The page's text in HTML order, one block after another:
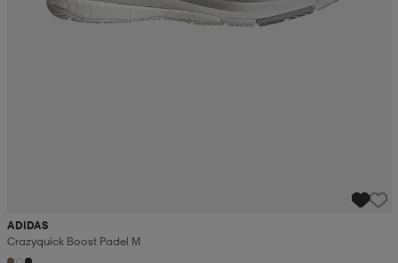
ADIDAS
Crazyquick Boost Padel M